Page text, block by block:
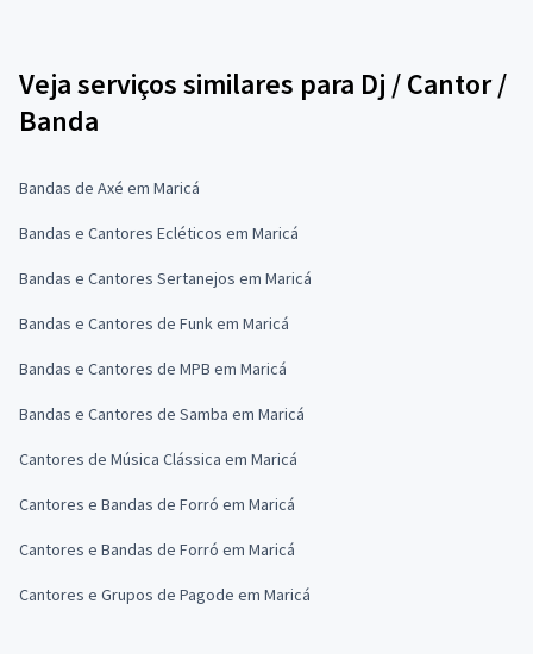
Veja serviços similares para Dj / Cantor /
Banda
Bandas de Axé em Maricá
Bandas e Cantores Ecléticos em Maricá
Bandas e Cantores Sertanejos em Maricá
Bandas e Cantores de Funk em Maricá
Bandas e Cantores de MPB em Maricá
Bandas e Cantores de Samba em Maricá
Cantores de Música Clássica em Maricá
Cantores e Bandas de Forró em Maricá
Cantores e Bandas de Forró em Maricá
Cantores e Grupos de Pagode em Maricá